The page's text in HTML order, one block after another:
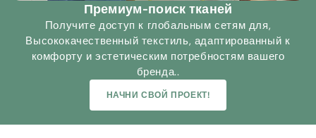
Премиум-поиск тканей
Получите доступ к глобальным сетям для,
Высококачественный текстиль, адаптированный к
комфорту и эстетическим потребностям вашего
бренда..
НАЧНИ СВОЙ ПРОЕКТ!